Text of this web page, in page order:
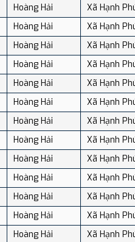
Hoàng Hải
Xã Hạnh
Hoàng Hải
Xã Hạnh
Hoàng Hải
Xã Hạnh
Hoàng Hải
Xã Hạnh
Hoàng Hải
Xã Hạnh
Hoàng Hải
Xã Hạnh
Hoàng Hải
Xã Hạnh
Hoàng Hải
Xã Hạnh
Hoàng Hải
Xã Hạnh
Hoàng Hải
Xã Hạnh
Hoàng Hải
Xã Hạnh
Hoàng Hải
Xã Hạnh
Hoàng Hải
Xã Hạnh